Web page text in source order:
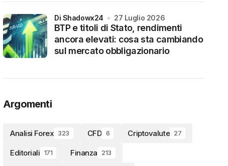
BTP e titoli di Stato, rendimenti
ancora elevati: cosa sta cambiando
sul mercato obbligazionario
di Shadowx24 27 Luglio 2026
Argomenti
Analisi Forex 323 CFD 6 Criptovalute 27
Editoriali 171 Finanza 213